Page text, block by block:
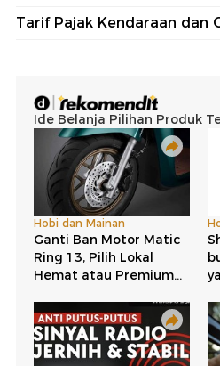
Tarif Pajak Kendaraan dan